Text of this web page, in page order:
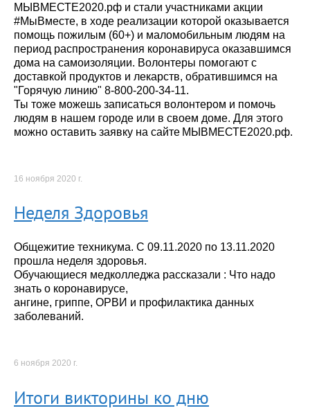
МЫВМЕСТЕ2020.рф и стали участниками акции
#МыВместе, в ходе реализации которой оказывается
помощь пожилым (60+) и маломобильным людям на
период распространения коронавируса оказавшимся
дома на самоизоляции. Волонтеры помогают с
доставкой продуктов и лекарств, обратившимся на
"Горячую линию" 8-800-200-34-11.
Ты тоже можешь записаться волонтером и помочь
людям в нашем городе или в своем доме. Для этого
можно оставить заявку на сайте МЫВМЕСТЕ2020.рф.
16 ноября 2020 г.
Неделя Здоровья
Общежитие техникума. С 09.11.2020 по 13.11.2020
прошла неделя здоровья.
Обучающиеся медколледжа рассказали : Что надо
знать о коронавирусе,
ангине, гриппе, ОРВИ и профилактика данных
заболеваний.
6 ноября 2020 г.
Итоги викторины ко дню